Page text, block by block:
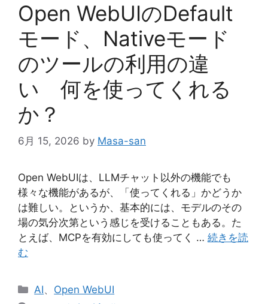
Open WebUIのDefault
モード、Nativeモード
のツールの利用の違
い 何を使ってくれる
か？
6月 15, 2026 by Masa-san
Open WebUIは、LLMチャット以外の機能でも
様々な機能があるが、「使ってくれる」かどうか
は難しい。というか、基本的には、モデルのその
場の気分次第という感じを受けることもある。た
とえば、MCPを有効にしても使ってく … 続きを読
む
カ
AI、 Open WebUI